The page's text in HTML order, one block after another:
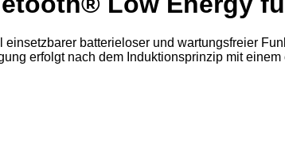
batterieloser und wartungsfreier
erfolgt nach dem Induktionsprinzip mit